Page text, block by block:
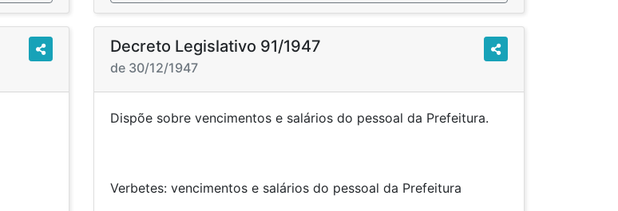
Decreto Legislativo 91/1947
de 30/12/1947
Dispõe sobre vencimentos e salários do pessoal da Prefeitura.
Verbetes: vencimentos e salários do pessoal da Prefeitura